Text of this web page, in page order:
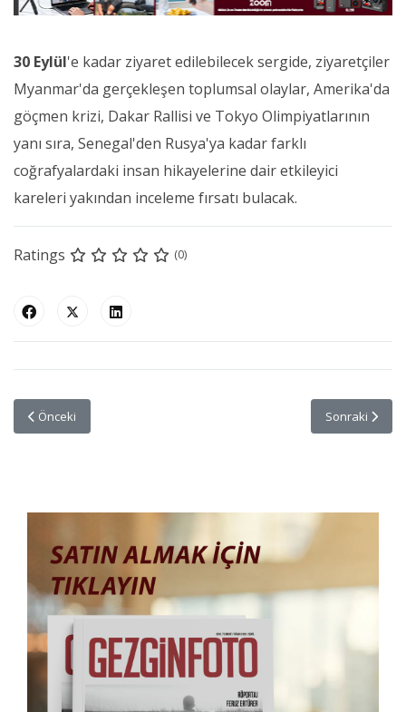
30 Eylül'e kadar ziyaret edilebilecek sergide, ziyaretçiler
Myanmar'da gerçekleşen toplumsal olaylar, Amerika'da
göçmen krizi, Dakar Rallisi ve Tokyo Olimpiyatlarının
yanı sıra, Senegal'den Rusya'ya kadar farklı
coğrafyalardaki insan hikayelerine dair etkileyici
kareleri yakından inceleme fırsatı bulacak.
Ratings (0)
Önceki makale: Nikon Z 30 Vlog Seti İle İçerikler Mükemmeleşiyor
Önceki Sonraki
Sonraki